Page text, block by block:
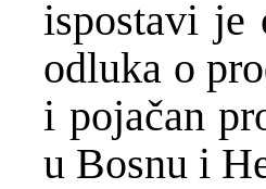
ispostavi je
odluka o
i pojačan
u Bosnu i